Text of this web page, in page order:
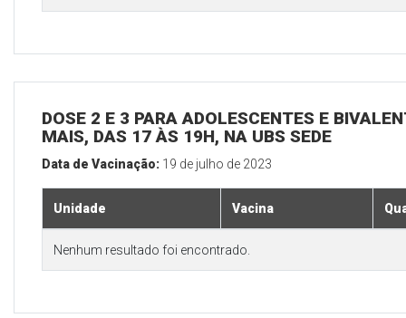
DOSE 2 E 3 PARA ADOLESCENTES E
MAIS, DAS 17 ÀS 19H, NA UBS SEDE
Data de Vacinação: 19 de julho de 2023
Unidade Vacina
Nenhum resultado foi encontrado.